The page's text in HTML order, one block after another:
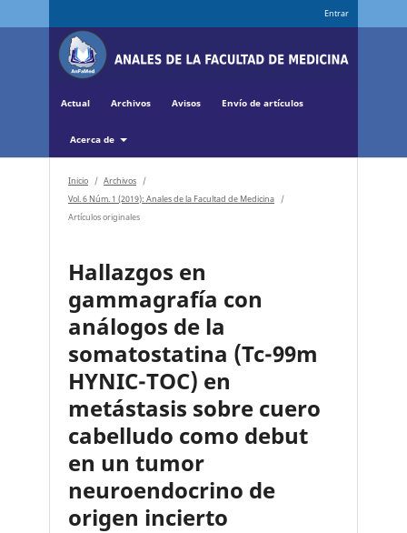
Actual Archivos Avisos Envío de artículos
Acerca de
Entrar
Inicio / Archivos
/
Vol. 6 Núm. 1 (2019): Anales de la Facultad de Medicina
/
Artículos originales
Hallazgos en
gammagrafía con
análogos de la
somatostatina (Tc-99m
HYNIC-TOC) en
metástasis sobre cuero
cabelludo como debut
en un tumor
neuroendocrino de
origen incierto